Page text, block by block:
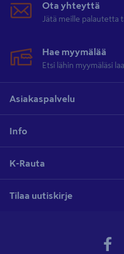
Ota yhteyttä
Jätä meille palautetta
Hae myymälää
Etsi lähin myymäläsi
Asiakaspalvelu
Info
K-Rauta
Tilaa uutiskirje